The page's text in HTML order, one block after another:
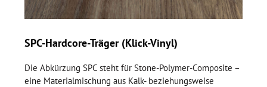
SPC-Hardcore-Träger (Klick-Vinyl)
Die Abkürzung SPC steht für Stone-Polymer-Composite –
eine Materialmischung aus Kalk- beziehungsweise